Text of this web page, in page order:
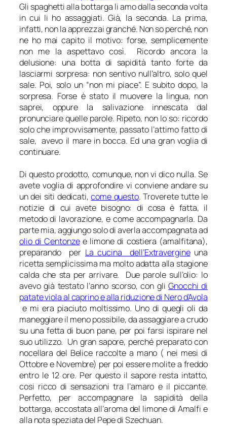
Gli spaghetti alla bottarga li amo dalla seconda volta
in cui li ho assaggiati. Già, la seconda. La prima,
infatti, non la apprezzai granché. Non so perché, non
ne ho mai capito il motivo: forse, semplicemente
non me la aspettavo così. Ricordo ancora la
delusione: una botta di sapidità tanto forte da
lasciarmi sorpresa: non sentivo null’altro, solo quel
sale. Poi, solo un “non mi piace”. E subito dopo, la
sorpresa. Forse è stato il muovere la lingua, non
saprei, oppure la salivazione innescata dal
pronunciare quelle parole. Ripeto, non lo so: ricordo
solo che improvvisamente, passato l’attimo fatto di
sale, avevo il mare in bocca. Ed una gran voglia di
continuare.
Di questo prodotto, comunque, non vi dico nulla. Se
avete voglia di approfondire vi conviene andare su
un dei siti dedicati,come questo. Troverete tutte le
notizie di cui avete bisogno: di cosa è fatta, il
metodo di lavorazione, e come accompagnarla. Da
parte mia, aggiungo solo di averla accompagnata ad
olio di Centonzee limone di costiera (amalfitana),
preparando per La cucina dell’Extravergineuna
ricetta semplicissima ma molto adatta alla stagione
calda che sta per arrivare. Due parole sull’olio: lo
avevo già testato l’anno scorso, con gliGnocchi di
patate viola al caprino e alla riduzione di Nero d’Avola
e mi era piaciuto moltissimo. Uno di quegli oli da
maneggiare il meno possibile, da assaggiare a crudo
su una fetta di buon pane, per poi farsi ispirare nel
suo utilizzo. Un gran sapore, perché preparato con
nocellara del Belice raccolte a mano ( nei mesi di
Ottobre e Novembre) per poi essere molite a freddo
entro le 12 ore. Per questo il sapore resta intatto,
cosi ricco di sensazioni tra l’amaro e il piccante.
Perfetto, per accompagnare la sapidità della
bottarga, accostata all’aroma del limone di Amalfi e
alla nota speziata del Pepe di Szechuan.